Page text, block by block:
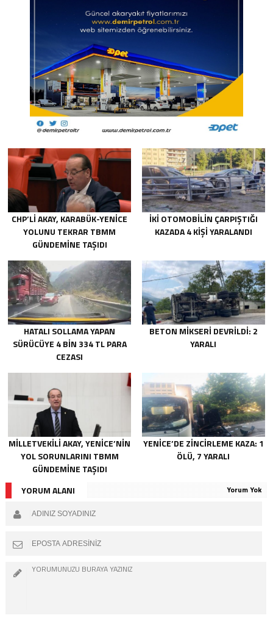
CHP’Lİ AKAY, KARABÜK-YENİCE
YOLUNU TEKRAR TBMM
GÜNDEMİNE TAŞIDI
İKİ OTOMOBİLİN ÇARPIŞTIĞI
KAZADA 4 KİŞİ YARALANDI
HATALI SOLLAMA YAPAN
SÜRÜCÜYE 4 BİN 334 TL PARA
CEZASI
BETON MİKSERİ DEVRİLDİ: 2
YARALI
MİLLETVEKİLİ AKAY, YENİCE’NİN
YOL SORUNLARINI TBMM
GÜNDEMİNE TAŞIDI
YENİCE’DE ZİNCİRLEME KAZA: 1
ÖLÜ, 7 YARALI
YORUM ALANI Yorum Yok